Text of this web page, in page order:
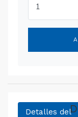
Detalles del